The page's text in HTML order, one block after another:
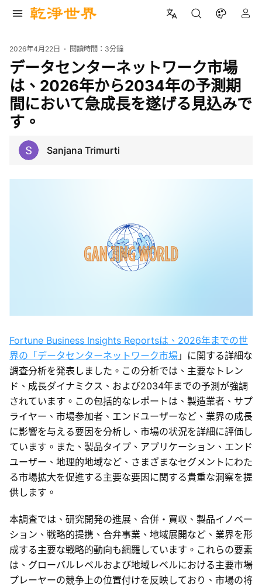
2026年4月22日 閱讀時間： 3分鐘
データセンターネットワーク市場
は、2026年から2034年の予測期
間において急成長を遂げる見込みで
す。
Sanjana Trimurti
Fortune Business Insights Reportsは、2026年までの世
界の「データセンターネットワーク市場 」に関する詳細な
調査分析を発表しました。この分析では、主要なトレン
ド、成長ダイナミクス、および2034年までの予測が強調
されています。この包括的なレポートは、製造業者、サプ
ライヤー、市場参加者、エンドユーザーなど、業界の成長
に影響を与える要因を分析し、市場の状況を詳細に評価し
ています。また、製品タイプ、アプリケーション、エンド
ユーザー、地理的地域など、さまざまなセグメントにわた
る市場拡大を促進する主要な要因に関する貴重な洞察を提
供します。
本調査では、研究開発の進展、合併・買収、製品イノベー
ション、戦略的提携、合弁事業、地域展開など、業界を形
成する主要な戦略的動向も網羅しています。これらの要素
は、グローバルレベルおよび地域レベルにおける主要市場
プレーヤーの競争上の位置付けを反映しており、市場の将